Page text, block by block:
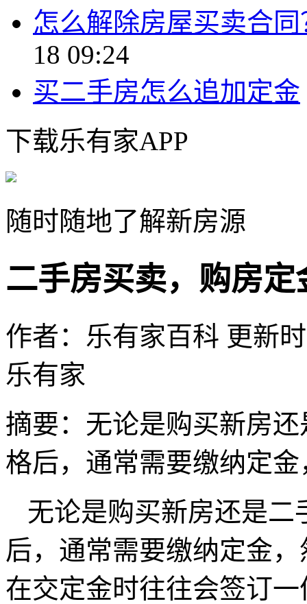
怎么解除房屋买卖合
18 09:24
买二手房怎么追加定金
下载乐有家APP
随时随地了解新房源
二手房买卖，购房
作者：乐有家百科 更新
乐有家
摘要： 无论是购买新房
格后，通常需要缴纳定
无论是购买新房还是
后，通常需要缴纳定金
在交定金时往往会签订